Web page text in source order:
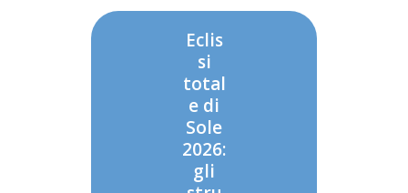
Eclis
si
total
e di
Sole
2026:
gli